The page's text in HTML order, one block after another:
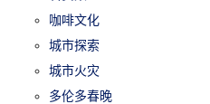
咖啡文化
城市探索
城市火灾
多伦多春晚